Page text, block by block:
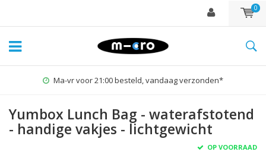
0
Ma-vr voor 21:00 besteld, vandaag verzonden*
Yumbox Lunch Bag - waterafstotend
- handige vakjes - lichtgewicht
OP VOORRAAD